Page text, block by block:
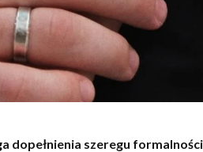
dopełnienia szeregu